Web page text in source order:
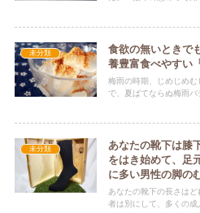
未分類
食欲の無いときで
養豊富食べやすい
梅雨の時期、じめじめ
で、夏ばてならぬ梅雨バ
未分類
あなたの靴下は膝
をはき始めて、足
に多い男性の脚の
あなたの靴下の長さは
者は別にして、多くの成